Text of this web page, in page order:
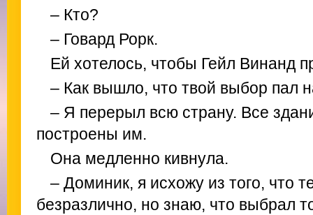
– Кто?
– Говард Рорк.
Ей хотелось, чтобы Гейл Винанд
– Как вышло, что твой выбор пал
– Я перерыл всю страну. Все
построены им.
Она медленно кивнула.
– Доминик, я исхожу из того, что
безразлично, но знаю, что выбрал